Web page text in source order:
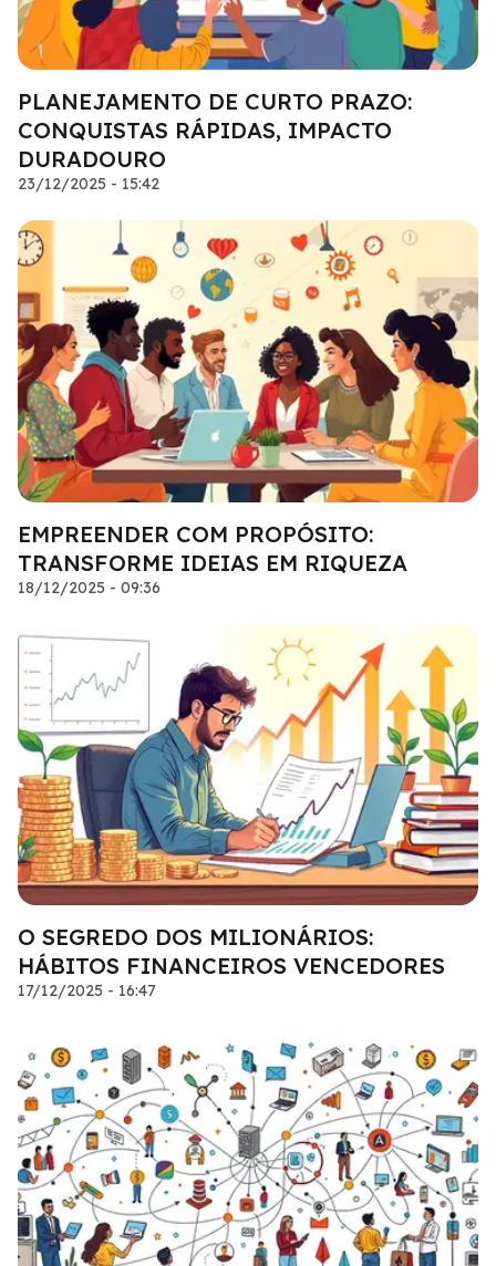
PLANEJAMENTO DE CURTO PRAZO:
CONQUISTAS RÁPIDAS, IMPACTO
DURADOURO
23/12/2025 - 15:42
EMPREENDER COM PROPÓSITO:
TRANSFORME IDEIAS EM RIQUEZA
18/12/2025 - 09:36
O SEGREDO DOS MILIONÁRIOS:
HÁBITOS FINANCEIROS VENCEDORES
17/12/2025 - 16:47